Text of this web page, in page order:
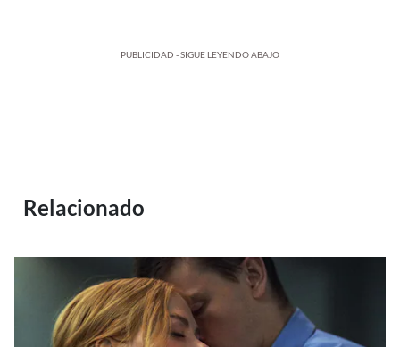
PUBLICIDAD - SIGUE LEYENDO ABAJO
Relacionado